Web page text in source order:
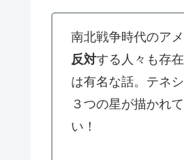
南北戦争時代のア
反対する人々も存
は有名な話。テネ
３つの星が描かれ
い！